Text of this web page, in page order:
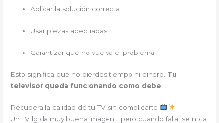
Aplicar la solución correcta
Usar piezas adecuadas
Garantizar que no vuelva el problema
Esto significa que no pierdes tiempo ni dinero. Tu
televisor queda funcionando como debe
Recupera la calidad de tu TV sin complicarte
Un TV lg da muy buena imagen… pero cuando falla, se nota